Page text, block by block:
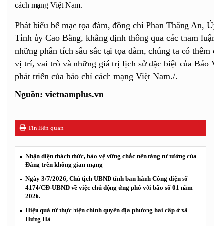
cách mạng Việt Nam.
Phát biểu bế mạc tọa đàm, đồng chí Phan Thăng An,
Tỉnh ủy Cao Bằng, khẳng định thông qua các tham
những phân tích sâu sắc tại tọa đàm, chúng ta có thêm
vị trí, vai trò và những giá trị lịch sử đặc biệt của Báo
phát triển của báo chí cách mạng Việt Nam./.
Nguồn: vietnamplus.vn
Tin liên quan
Nhận diện thách thức, bảo vệ vững chắc nền tảng tư tưởng của
Đảng trên không gian mạng
Ngày 3/7/2026, Chủ tịch UBND tỉnh ban hành Công điện số
4174/CĐ-UBND về việc chủ động ứng phó với bão số 01 năm
2026.
Hiệu quả từ thực hiện chính quyền địa phương hai cấp ở xã
Hưng Hà